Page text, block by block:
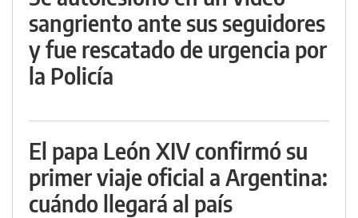
sangriento ante sus seguidores
y fue rescatado de urgencia por
la Policía
El papa León XIV confirmó su
primer viaje oficial a Argentina:
cuándo llegará al país